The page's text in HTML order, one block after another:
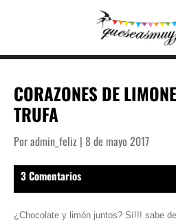
CORAZONES DE
TRUFA
Por admin_feliz | 8 de mayo 2017
3 Comentarios
¿Chocolate y limón juntos? Sí!!! sabe